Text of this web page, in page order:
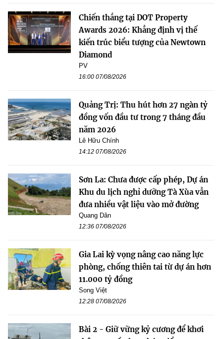
Chiến thắng tại DOT Property
Awards 2026: Khẳng định vị thế
kiến trúc biểu tượng của Newtown
Diamond
PV
16:00 07/08/2026
Quảng Trị: Thu hút hơn 27 ngàn tỷ
đồng vốn đầu tư trong 7 tháng đầu
năm 2026
Lê Hữu Chính
14:12 07/08/2026
Sơn La: Chưa được cấp phép, Dự án
Khu du lịch nghỉ dưỡng Tà Xùa vẫn
đưa nhiều vật liệu vào mở đường
Quang Dân
12:36 07/08/2026
Gia Lai kỳ vọng nâng cao năng lực
phòng, chống thiên tai từ dự án hơn
11.000 tỷ đồng
Song Việt
12:28 07/08/2026
Bài 2 - Giữ vững kỷ cương để khơi